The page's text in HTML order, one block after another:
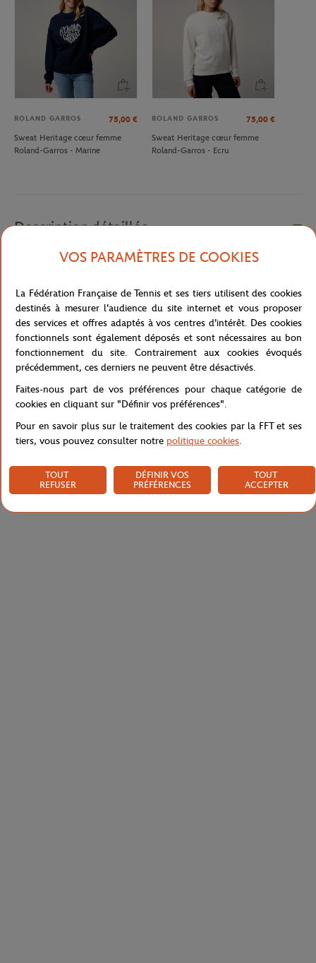
ROLAND GARROS 75,00 €
Sweat Heritage cœur femme
Roland-Garros - Marine
ROLAND GARROS 75,00 €
Sweat Heritage cœur femme
Roland-Garros - Ecru
Description détaillée
Cardigan pour femme Roland-Garros écru bordé de terre-battue,
avec un chino comme avec une jupe, pour une allure chic et
singulière.
Référence :RPUW0122-ECR
Caractéristiques
VOS PARAMÈTRES DE COOKIES
La Fédération Française de Tennis et ses tiers utilisent des cookies
destinés à mesurer l'audience du site internet et vous proposer
des services et offres adaptés à vos centres d'intérêt. Des cookies
fonctionnels sont également déposés et sont nécessaires au bon
fonctionnement du site. Contrairement aux cookies évoqués
précédemment, ces derniers ne peuvent être désactivés.
Faites-nous part de vos préférences pour chaque catégorie de
cookies en cliquant sur "Définir vos préférences".
Pour en savoir plus sur le traitement des cookies par la FFT et ses
tiers, vous pouvez consulter notre politique cookies.
TOUT
REFUSER
DÉFINIR VOS
PRÉFÉRENCES
TOUT
ACCEPTER